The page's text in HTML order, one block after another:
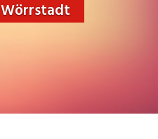
Wörrstadt